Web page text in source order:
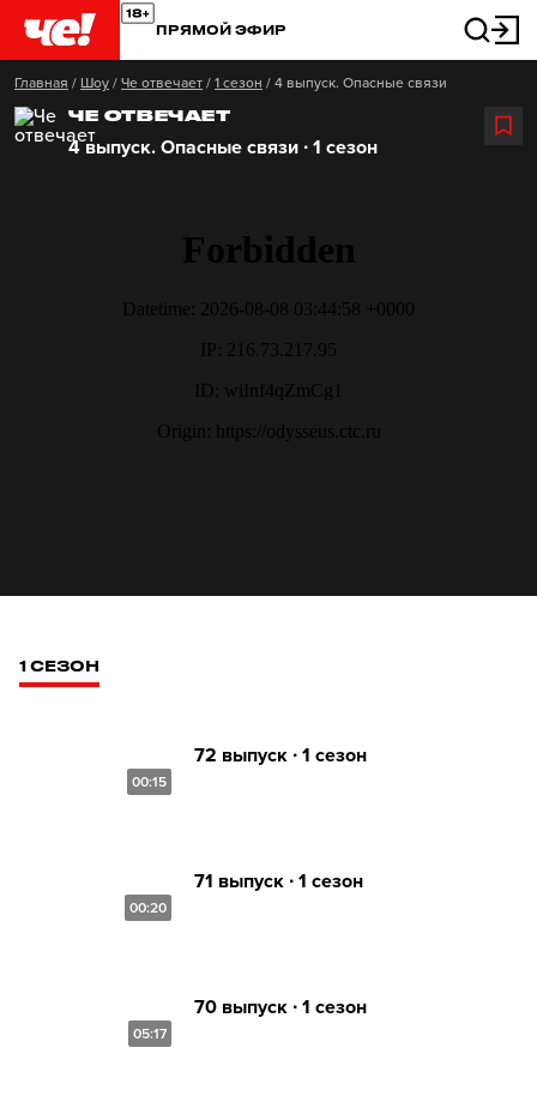
ПРЯМОЙ ЭФИР
Главная / Шоу / Че отвечает / 1 сезон / 4 выпуск. Опасные связи
ЧЕ ОТВЕЧАЕТ
4 выпуск. Опасные связи ∙ 1 сезон
1 СЕЗОН
00:15
72 выпуск ∙ 1 сезон
00:20
71 выпуск ∙ 1 сезон
05:17
70 выпуск ∙ 1 сезон